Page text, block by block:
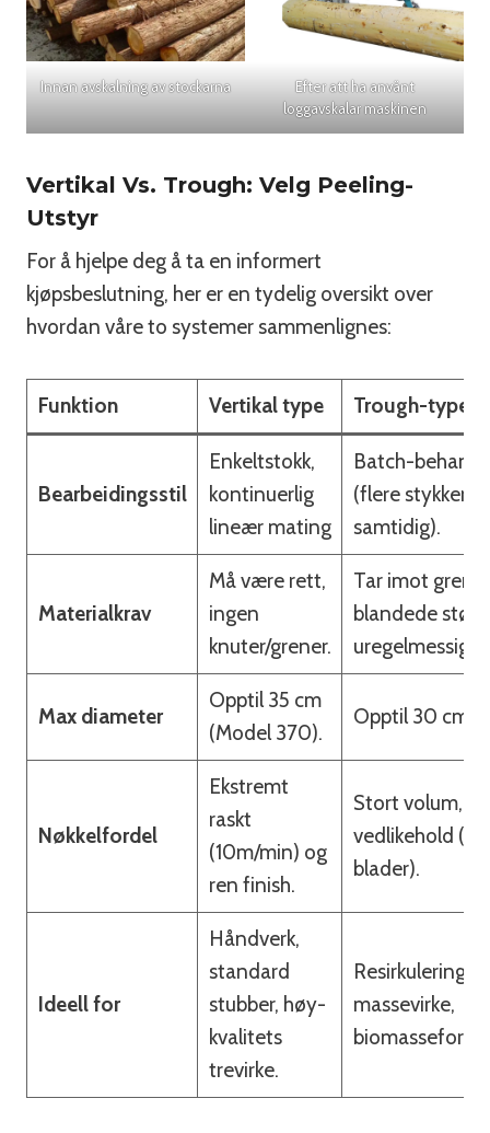
Innan avskalning av stockarna
Efter att ha använt
loggavskalar maskinen
Vertikal Vs. Trough: Velg Peeling-
Utstyr
For å hjelpe deg å ta en informert
kjøpsbeslutning, her er en tydelig oversikt over
hvordan våre to systemer sammenlignes:
Funktion Vertikal type Trough-type
Bearbeidingsstil
Enkeltstokk,
kontinuerlig
lineær mating
Batch-
(flere stykker
samtidig).
Materialkrav
Må være rett,
ingen
knuter/grener.
Tar imot
blandede
uregelmessige
Max diameter
Opptil 35 cm
(Model 370).
Opptil 30 cm.
Nøkkelfordel
Ekstremt
raskt
(10m/min) og
ren finish.
Stort volum,
vedlikehold
blader).
Ideell for
Håndverk,
standard
stubber, høy-
kvalitets
trevirke.
Resirkulering,
massevirke,